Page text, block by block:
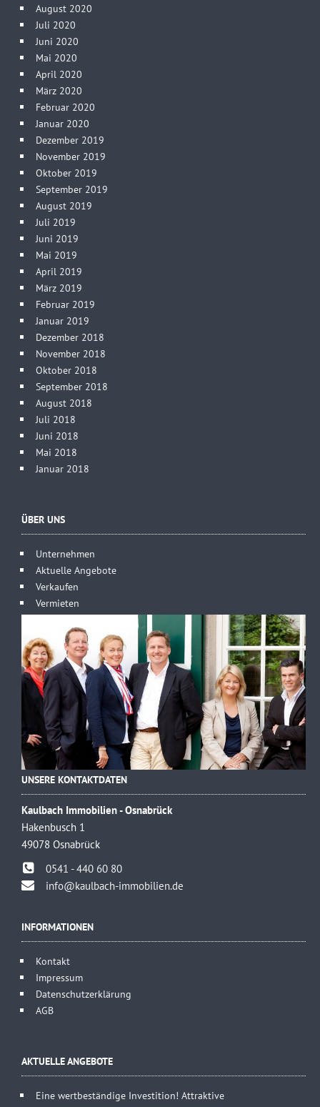
August 2020
Juli 2020
Juni 2020
Mai 2020
April 2020
März 2020
Februar 2020
Januar 2020
Dezember 2019
November 2019
Oktober 2019
September 2019
August 2019
Juli 2019
Juni 2019
Mai 2019
April 2019
März 2019
Februar 2019
Januar 2019
Dezember 2018
November 2018
Oktober 2018
September 2018
August 2018
Juli 2018
Juni 2018
Mai 2018
Januar 2018
ÜBER UNS
Unternehmen
Aktuelle Angebote
Verkaufen
Vermieten
UNSERE KONTAKTDATEN
Kaulbach Immobilien - Osnabrück
Hakenbusch 1
49078 Osnabrück
0541 - 440 60 80
info@kaulbach-immobilien.de
INFORMATIONEN
Kontakt
Impressum
Datenschutzerklärung
AGB
AKTUELLE ANGEBOTE
Eine wertbeständige Investition! Attraktive